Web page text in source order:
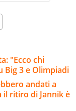
"Ecco chi
Big 3 e Olimpiadi
andati a
ritiro di Jannik è